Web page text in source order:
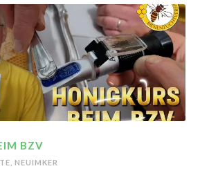
BZV
NEUIMKER